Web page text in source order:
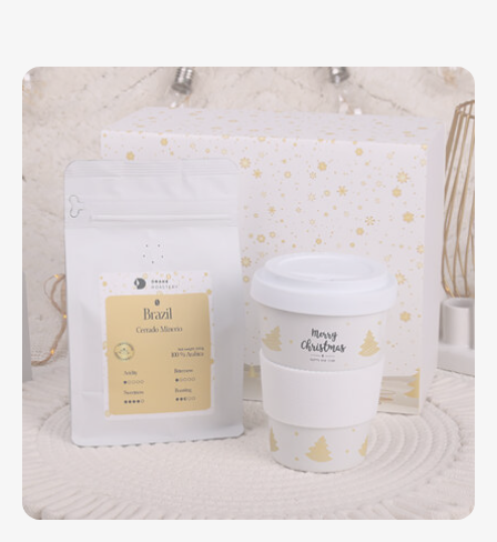
Siete un cliente finale?
Vuoi stabilire una cooperazione a lungo termine con noi? Dai
un’occhiata alla nostra offerta, crea un account gratuito nel
nostro pannello B2B e scopri tutte le funzionalità del nostro
sistema.
COOPERAZIONE
oppure chiamaci: +39 0421 1706353
Non sei un rivenditore?
Non sei un rivenditore, ma sei comunque interessato ad